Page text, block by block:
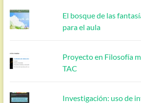
El bosque de las
para el aula
Proyecto en Filosofía
TAC
Investigación: uso de